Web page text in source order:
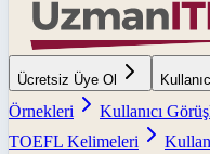
Ücretsiz Üye Ol
Örnekleri
Kullanıcı
TOEFL Kelimeleri